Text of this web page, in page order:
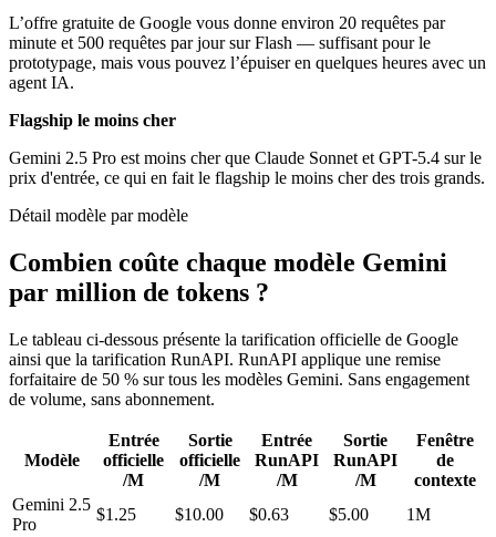
L’offre gratuite de Google vous donne environ 20 requêtes par
minute et 500 requêtes par jour sur Flash — suffisant pour le
prototypage, mais vous pouvez l’épuiser en quelques heures avec un
agent IA.
Flagship le moins cher
Gemini 2.5 Pro est moins cher que Claude Sonnet et GPT-5.4 sur le
prix d'entrée, ce qui en fait le flagship le moins cher des trois grands.
Détail modèle par modèle
Combien coûte chaque modèle Gemini
par million de tokens ?
Le tableau ci-dessous présente la tarification officielle de Google
ainsi que la tarification RunAPI. RunAPI applique une remise
forfaitaire de 50 % sur tous les modèles Gemini. Sans engagement
de volume, sans abonnement.
Modèle
Entrée
officielle
/M
Sortie
officielle
/M
Entrée
RunAPI
/M
Sortie
RunAPI
/M
Fenêtre
de
contexte
Gemini 2.5
Pro
$1.25 $10.00 $0.63 $5.00
1M